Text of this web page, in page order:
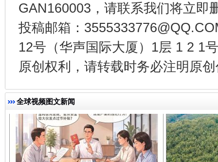
GAN160003，请联系我们将立即
投稿邮箱：
12号（华声国际大厦）1层 1 2 1
原创权利，请转载时务必注明原
全球视频图文新闻
千年窑火 生生不息 一
揭开“小金库”的免责幌子